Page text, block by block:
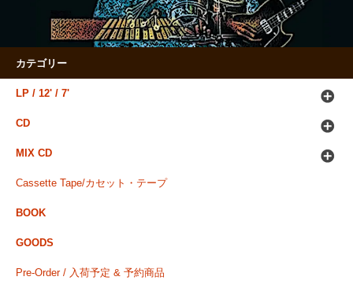
カテゴリー
LP / 12' / 7'
CD
MIX CD
Cassette Tape/カセット・テープ
BOOK
GOODS
Pre-Order / 入荷予定 & 予約商品